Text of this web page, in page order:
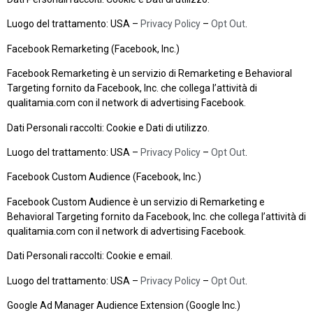
Luogo del trattamento: USA – Privacy Policy – Opt Out.
Facebook Remarketing (Facebook, Inc.)
Facebook Remarketing è un servizio di Remarketing e Behavioral
Targeting fornito da Facebook, Inc. che collega l’attività di
qualitamia.com con il network di advertising Facebook.
Dati Personali raccolti: Cookie e Dati di utilizzo.
Luogo del trattamento: USA – Privacy Policy – Opt Out
Facebook Custom Audience (Facebook, Inc.)
Facebook Custom Audience è un servizio di Remarketing e
Behavioral Targeting fornito da Facebook, Inc. che collega l’attività di
qualitamia.com con il network di advertising Facebook.
Dati Personali raccolti: Cookie e email.
Luogo del trattamento: USA – Privacy Policy – Opt Out
Google Ad Manager Audience Extension (Google Inc.)